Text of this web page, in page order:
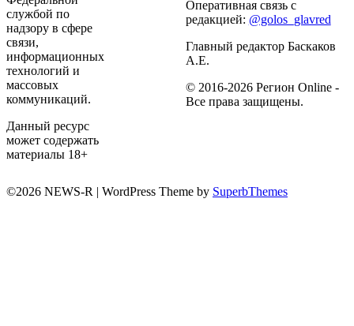
службой по
надзору в сфере
связи,
информационных
технологий и
массовых
коммуникаций.
Данный ресурс
может содержать
материалы 18+
Оперативная связь с
редакцией: @golos_glavred
Главный редактор Баскаков
А.Е.
© 2016-2026 Регион Online -
Все права защищены.
©2026 NEWS-R | WordPress Theme by SuperbThemes